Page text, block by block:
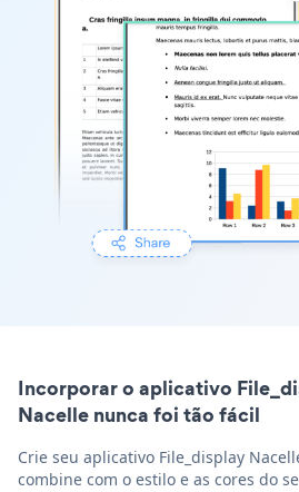
Incorporar o aplicativo
Nacelle nunca foi tão fácil
Crie seu aplicativo File_display
combine com o estilo e as cores do